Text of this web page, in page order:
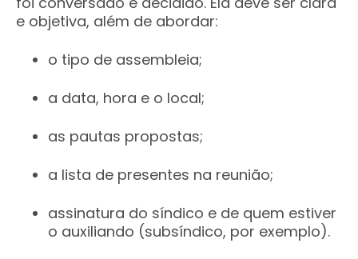
e objetiva, além de abordar:
o tipo de assembleia;
a data, hora e o local;
as pautas propostas;
a lista de presentes na reunião;
assinatura do síndico e de quem estiver
o auxiliando (subsíndico, por exemplo).